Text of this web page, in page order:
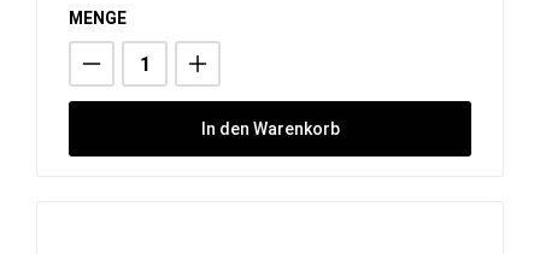
MENGE
In den Warenkorb